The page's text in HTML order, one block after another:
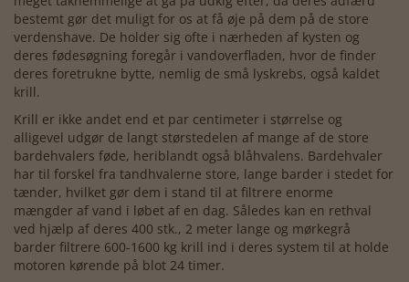
bestemt gør det muligt for os at få øje på dem på de store
verdenshave. De holder sig ofte i nærheden af kysten og
deres fødesøgning foregår i vandoverfladen, hvor de finder
deres foretrukne bytte, nemlig de små lyskrebs, også kaldet
krill.
Krill er ikke andet end et par centimeter i størrelse og
alligevel udgør de langt størstedelen af mange af de store
bardehvalers føde, heriblandt også blåhvalens. Bardehvaler
har til forskel fra tandhvalerne store, lange barder i stedet for
tænder, hvilket gør dem i stand til at filtrere enorme
mængder af vand i løbet af en dag. Således kan en rethval
ved hjælp af deres 400 stk., 2 meter lange og mørkegrå
barder filtrere 600-1600 kg krill ind i deres system til at holde
motoren kørende på blot 24 timer.